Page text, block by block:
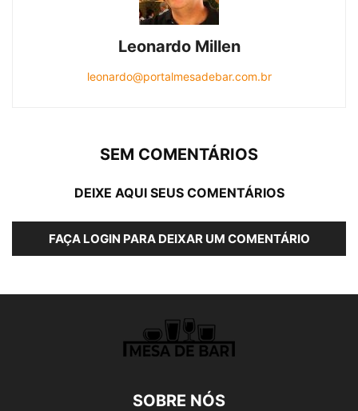
Leonardo Millen
leonardo@portalmesadebar.com.br
SEM COMENTÁRIOS
DEIXE AQUI SEUS COMENTÁRIOS
FAÇA LOGIN PARA DEIXAR UM COMENTÁRIO
SOBRE NÓS